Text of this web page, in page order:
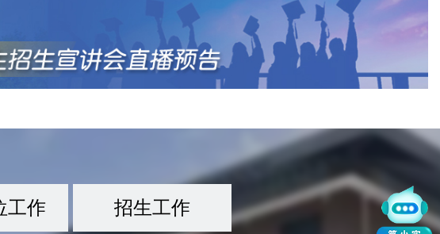
工作 招生工作